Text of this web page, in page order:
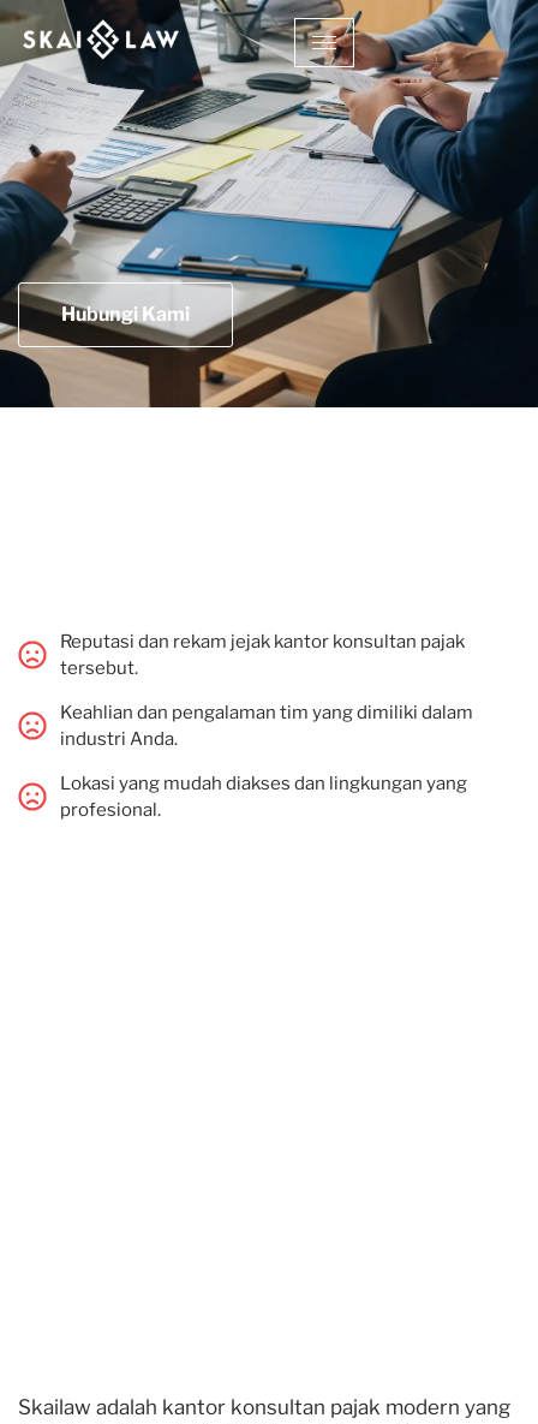
Hubungi Kami
Reputasi dan rekam jejak kantor konsultan pajak
tersebut.
Keahlian dan pengalaman tim yang dimiliki dalam
industri Anda.
Lokasi yang mudah diakses dan lingkungan yang
profesional.
Skailaw adalah kantor konsultan pajak modern yang